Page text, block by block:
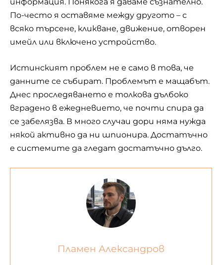
По-често я оставяме между другото – с
всяко търсене, кликване, движение, отворен
имейл или включено устройство.
Истинският проблем не е само в това, че
данните се събират. Проблемът е мащабът.
Днес проследяването е толкова дълбоко
вградено в ежедневието, че почти спира да
се забелязва. В много случаи дори няма нужда
някой активно да ни шпионира. Достатъчно
е системите да гледат достатъчно дълго.
Пламен Александров